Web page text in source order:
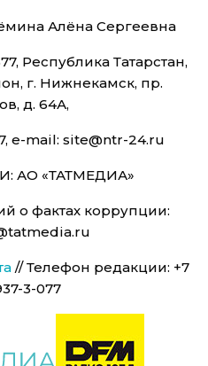
Алёна Сергеевна
Республика Татарстан,
г. Нижнекамск, пр.
д. 64А,
e-mail: site@ntr-24.ru
АО «ТАТМЕДИА»
о фактах коррупции:
// Телефон редакции: +7
3-077